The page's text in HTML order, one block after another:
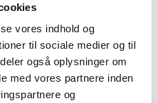
vores indhold og
til sociale medier og til
også oplysninger om
med vores partnere inden
og
her.
for yderligere løbende